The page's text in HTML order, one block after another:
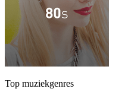
Top muziekgenres